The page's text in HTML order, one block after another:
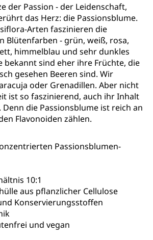
der Passion - der Leidenschaft,
das Herz: die Passionsblume.
Arten faszinieren die
Blütenfarben - grün, weiß, rosa,
himmelblau und sehr dunkles
bekannt sind eher ihre Früchte, die
gesehen Beeren sind. Wir
oder Grenadillen. Aber nicht
ist so faszinierend, auch ihr Inhalt
Denn die Passionsblume ist reich an
Flavonoiden zählen.
Passionsblumen-
10:1
aus pflanzlicher Cellulose
Konservierungsstoffen
und vegan